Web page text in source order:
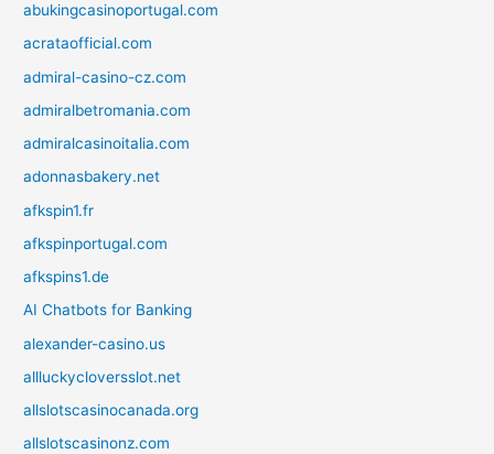
abukingcasinoportugal.com
acrataofficial.com
admiral-casino-cz.com
admiralbetromania.com
admiralcasinoitalia.com
adonnasbakery.net
afkspin1.fr
afkspinportugal.com
afkspins1.de
AI Chatbots for Banking
alexander-casino.us
allluckycloversslot.net
allslotscasinocanada.org
allslotscasinonz.com